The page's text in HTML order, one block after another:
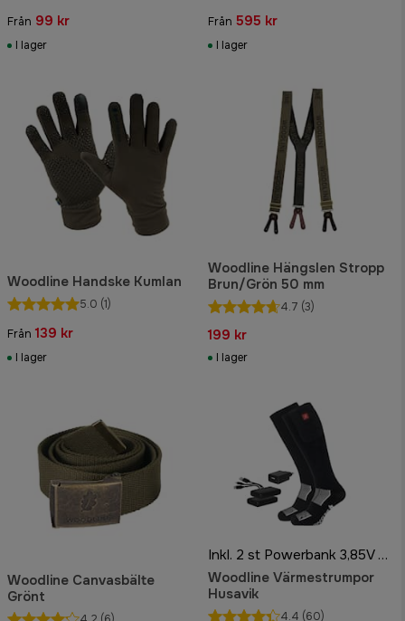
Från 99 kr
I lager
Från 595 kr
I lager
Woodline Handske Kumlan
5.0 (1)
Från 139 kr
I lager
Woodline Hängslen Stropp
Brun/Grön 50 mm
4.7 (3)
199 kr
I lager
Woodline Canvasbälte
Grönt
Inkl. 2 st Powerbank 3,85V 3500mAh
Woodline Värmestrumpor
Husavik
4.4 (60)